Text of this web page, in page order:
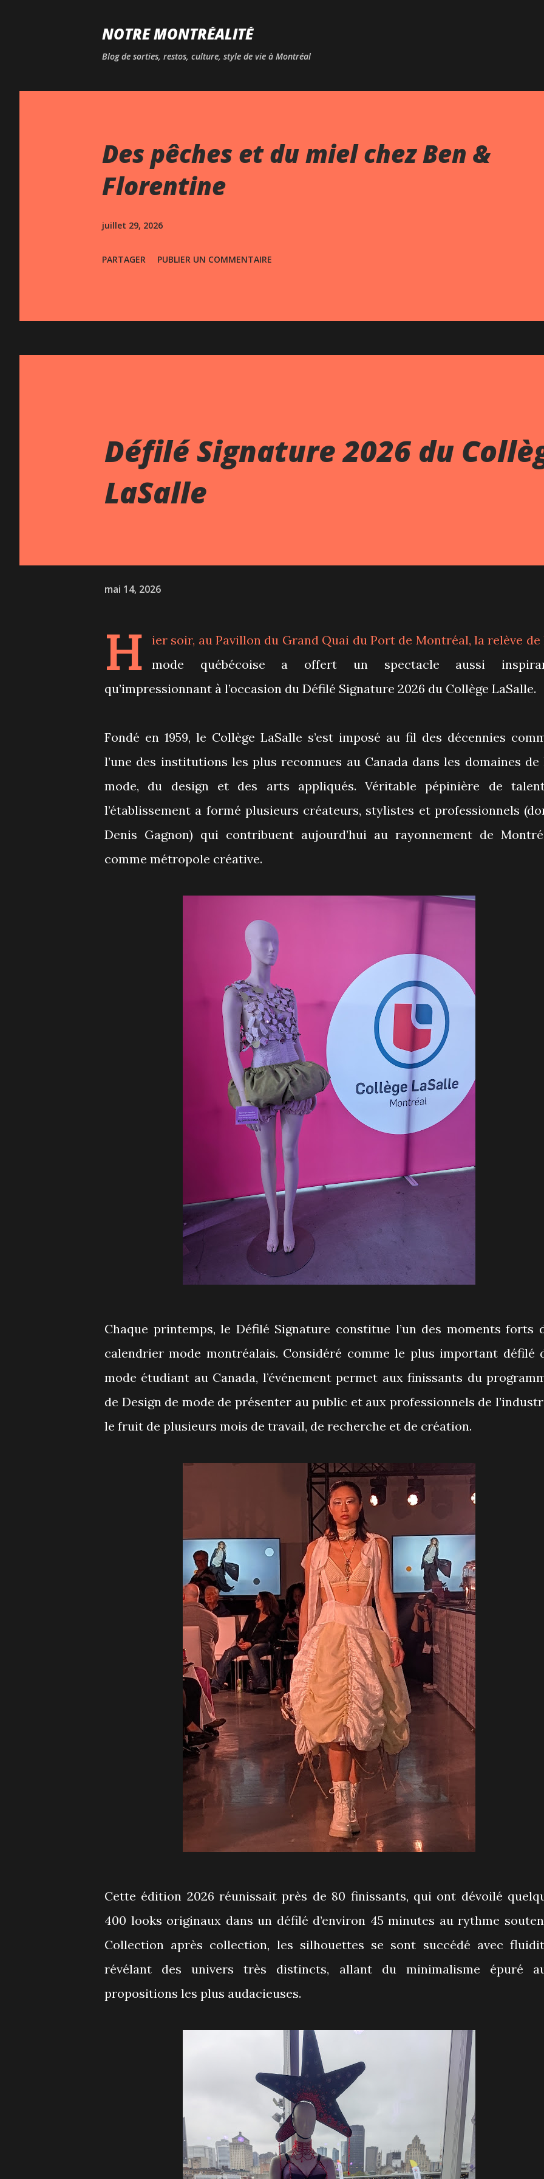
NOTRE MONTRÉALITÉ
Blog de sorties, restos, culture, style de vie à Montréal
Des pêches et du miel chez Ben &
Florentine
juillet 29, 2026
PARTAGER PUBLIER UN COMMENTAIRE
Défilé Signature 2026 du
LaSalle
mai 14, 2026
H
ier soir, au Pavillon du Grand Quai du Port de Montréal, la relève de
mode québécoise a offert un spectacle aussi
qu’impressionnant à l’occasion du Défilé Signature 2026 du Collège LaSalle.
Fondé en 1959, le Collège LaSalle s’est imposé au fil des décennies
l’une des institutions les plus reconnues au Canada dans les domaines de
mode, du design et des arts appliqués. Véritable pépinière de
l’établissement a formé plusieurs créateurs, stylistes et professionnels
Denis Gagnon) qui contribuent aujourd’hui au rayonnement de
comme métropole créative.
Chaque printemps, le Défilé Signature constitue l’un des moments forts
calendrier mode montréalais. Considéré comme le plus important défilé
mode étudiant au Canada, l’événement permet aux finissants du
de Design de mode de présenter au public et aux professionnels de
le fruit de plusieurs mois de travail, de recherche et de création.
Cette édition 2026 réunissait près de 80 finissants, qui ont dévoilé
400 looks originaux dans un défilé d’environ 45 minutes au rythme
Collection après collection, les silhouettes se sont succédé avec
révélant des univers très distincts, allant du minimalisme épuré
propositions les plus audacieuses.